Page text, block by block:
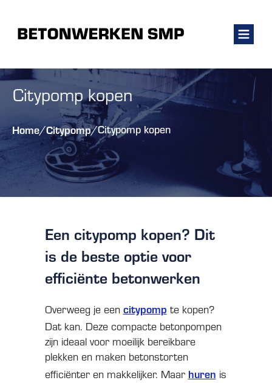
Citypomp kopen
Home/Citypomp/Citypomp kopen
Een citypomp kopen? Dit
is de beste optie voor
efficiënte betonwerken
Overweeg je een citypomp te kopen?
Dat kan. Deze compacte betonpompen
zijn ideaal voor moeilijk bereikbare
plekken en maken betonstorten
efficiënter en makkelijker. Maar huren is